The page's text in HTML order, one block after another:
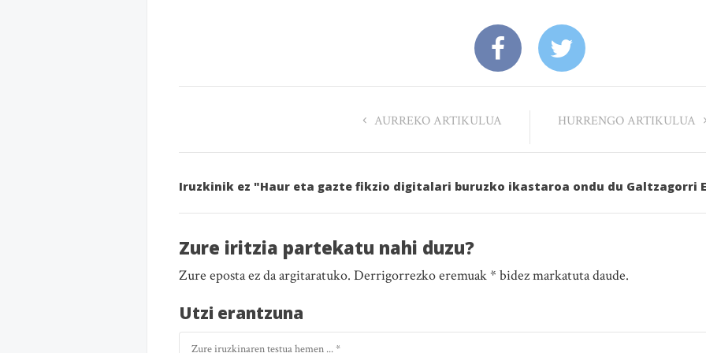
AURREKO ARTIKULUA HURRENGO ARTIKULUA
Iruzkinik ez "Haur eta gazte fikzio digitalari buruzko ikastaroa ondu du Galtzagorri
Zure iritzia partekatu nahi duzu?
Zure eposta ez da argitaratuko. Derrigorrezko eremuak * bidez markatuta daude.
Utzi erantzuna